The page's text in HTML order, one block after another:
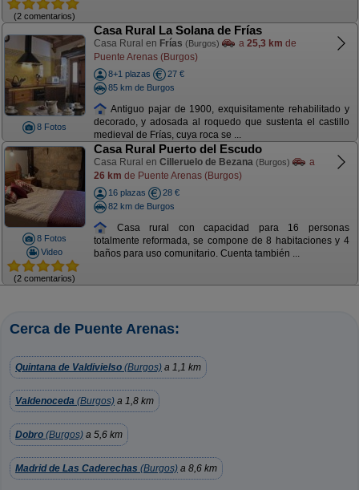
(2 comentarios)
8 Fotos
Casa Rural La Solana de Frías
Casa Rural en Frías (Burgos) a 25,3 km de
Puente Arenas (Burgos)
8+1 plazas
27 €
85 km de Burgos
Antiguo pajar de 1900, exquisitamente rehabilitado y
decorado, y adosada al roquedo que sustenta el castillo
medieval de Frías, cuya roca se ...
8 Fotos
Video
(2 comentarios)
Casa Rural Puerto del Escudo
Casa Rural en Cilleruelo de Bezana (Burgos)
a
26 km de Puente Arenas (Burgos)
16 plazas
28 €
82 km de Burgos
Casa rural con capacidad para 16 personas
totalmente reformada, se compone de 8 habitaciones y 4
baños para uso comunitario. Cuenta también ...
Cerca de Puente Arenas:
Quintana de Valdivielso (Burgos) a 1,1 km
Valdenoceda (Burgos) a 1,8 km
Dobro (Burgos) a 5,6 km
Madrid de Las Caderechas (Burgos) a 8,6 km